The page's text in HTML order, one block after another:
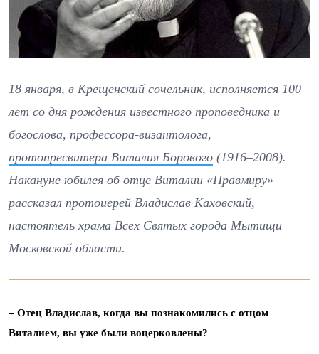
18 января, в Крещенский сочельник, исполняется 100
лет со дня рождения известного проповедника и
богослова, профессора-византолога,
протопресвитера Виталия Борового (1916–2008).
Накануне юбилея об отце Виталии «Правмиру»
рассказал протоиерей Владислав Каховский,
настоятель храма Всех Святых города Мытищи
Московской области.
– Отец Владислав, когда вы познакомились с отцом
Виталием, вы уже были воцерковлены?